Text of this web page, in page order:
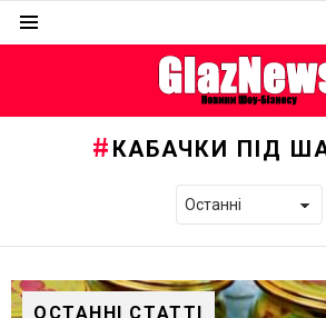
КАБАЧКИ ПІД
ОСТАННІ СТАТТІ